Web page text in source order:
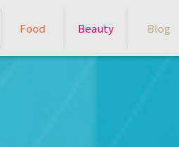
Food Beauty Blog